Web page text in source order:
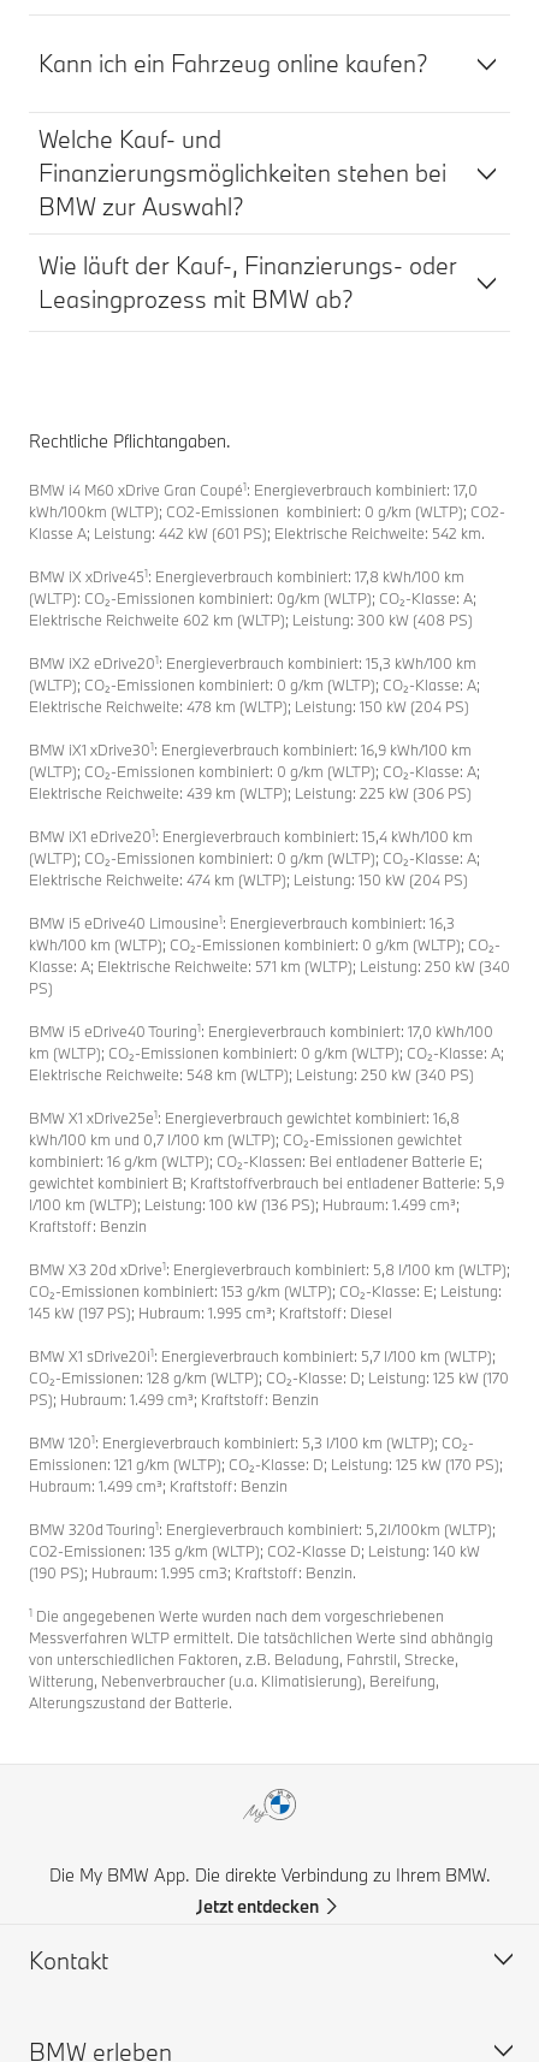
Kann ich ein Fahrzeug online kaufen?
Welche Kauf- und
Finanzierungsmöglichkeiten stehen bei
BMW zur Auswahl?
Wie läuft der Kauf-, Finanzierungs- oder
Leasingprozess mit BMW ab?
Rechtliche Pflichtangaben.
BMW i4 M60 xDrive Gran Coupé1: Energieverbrauch kombiniert: 17,0
kWh/100km (WLTP); CO2-Emissionen kombiniert: 0 g/km (WLTP); CO2-
Klasse A; Leistung: 442 kW (601 PS); Elektrische Reichweite: 542 km.
BMW iX xDrive451: Energieverbrauch kombiniert: 17,8 kWh/100 km
(WLTP): CO₂-Emissionen kombiniert: 0g/km (WLTP); CO₂-Klasse: A;
Elektrische Reichweite 602 km (WLTP); Leistung: 300 kW (408 PS)
BMW iX2 eDrive201: Energieverbrauch kombiniert: 15,3 kWh/100 km
(WLTP); CO₂-Emissionen kombiniert: 0 g/km (WLTP); CO₂-Klasse: A;
Elektrische Reichweite: 478 km (WLTP); Leistung: 150 kW (204 PS)
BMW iX1 xDrive301: Energieverbrauch kombiniert: 16,9 kWh/100 km
(WLTP); CO₂-Emissionen kombiniert: 0 g/km (WLTP); CO₂-Klasse: A;
Elektrische Reichweite: 439 km (WLTP); Leistung: 225 kW (306 PS)
BMW iX1 eDrive201: Energieverbrauch kombiniert: 15,4 kWh/100 km
(WLTP); CO₂-Emissionen kombiniert: 0 g/km (WLTP); CO₂-Klasse: A;
Elektrische Reichweite: 474 km (WLTP); Leistung: 150 kW (204 PS)
BMW i5 eDrive40 Limousine1: Energieverbrauch kombiniert: 16,3
kWh/100 km (WLTP); CO₂-Emissionen kombiniert: 0 g/km (WLTP); CO₂-
Klasse: A; Elektrische Reichweite: 571 km (WLTP); Leistung: 250 kW (340
PS)
BMW i5 eDrive40 Touring1: Energieverbrauch kombiniert: 17,0 kWh/100
km (WLTP); CO₂-Emissionen kombiniert: 0 g/km (WLTP); CO₂-Klasse: A;
Elektrische Reichweite: 548 km (WLTP); Leistung: 250 kW (340 PS)
BMW X1 xDrive25e1: Energieverbrauch gewichtet kombiniert: 16,8
kWh/100 km und 0,7 l/100 km (WLTP); CO₂-Emissionen gewichtet
kombiniert: 16 g/km (WLTP); CO₂-Klassen: Bei entladener Batterie E;
gewichtet kombiniert B; Kraftstoffverbrauch bei entladener Batterie: 5,9
l/100 km (WLTP); Leistung: 100 kW (136 PS); Hubraum: 1.499 cm³;
Kraftstoff: Benzin
BMW X3 20d xDrive1: Energieverbrauch kombiniert: 5,8 l/100 km (WLTP);
CO₂-Emissionen kombiniert: 153 g/km (WLTP); CO₂-Klasse: E; Leistung:
145 kW (197 PS); Hubraum: 1.995 cm³; Kraftstoff: Diesel
BMW X1 sDrive20i1: Energieverbrauch kombiniert: 5,7 l/100 km (WLTP);
CO₂-Emissionen: 128 g/km (WLTP); CO₂-Klasse: D; Leistung: 125 kW (170
PS); Hubraum: 1.499 cm³; Kraftstoff: Benzin
BMW 1201: Energieverbrauch kombiniert: 5,3 l/100 km (WLTP); CO₂-
Emissionen: 121 g/km (WLTP); CO₂-Klasse: D; Leistung: 125 kW (170 PS);
Hubraum: 1.499 cm³; Kraftstoff: Benzin
BMW 320d Touring1: Energieverbrauch kombiniert: 5,2l/100km (WLTP);
CO2-Emissionen: 135 g/km (WLTP); CO2-Klasse D; Leistung: 140 kW
(190 PS); Hubraum: 1.995 cm3; Kraftstoff: Benzin.
1 Die angegebenen Werte wurden nach dem vorgeschriebenen
Messverfahren WLTP ermittelt. Die tatsächlichen Werte sind abhängig
von unterschiedlichen Faktoren, z.B. Beladung, Fahrstil, Strecke,
Witterung, Nebenverbraucher (u.a. Klimatisierung), Bereifung,
Alterungszustand der Batterie.
Die My BMW App. Die direkte Verbindung zu Ihrem BMW.
Jetzt entdecken
Kontakt
Hilfe & Kontakt
BMW erleben